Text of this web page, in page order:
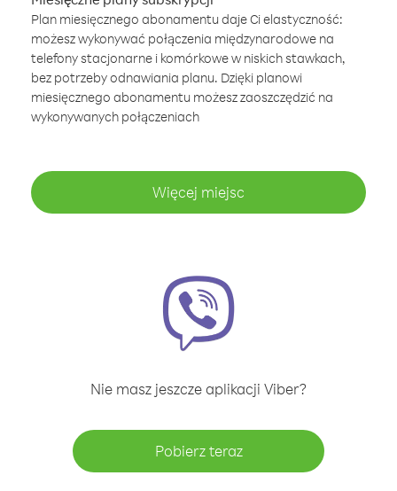
Plan miesięcznego abonamentu daje Ci elastyczność:
możesz wykonywać połączenia międzynarodowe na
telefony stacjonarne i komórkowe w niskich stawkach,
bez potrzeby odnawiania planu. Dzięki planowi
miesięcznego abonamentu możesz zaoszczędzić na
wykonywanych połączeniach
Więcej miejsc
Nie masz jeszcze aplikacji Viber?
Pobierz teraz